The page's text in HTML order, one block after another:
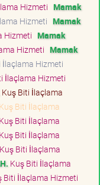
Hizmeti Mamak
Hizmeti Mamak
Hizmeti Mamak
Hizmeti Mamak
İlaçlama Hizmeti
İlaçlama Hizmeti
Kuş Biti İlaçlama
Kuş Biti İlaçlama
Kuş Biti İlaçlama
Kuş Biti İlaçlama
Kuş Biti İlaçlama
Kuş Biti İlaçlama
Biti İlaçlama Hizmeti